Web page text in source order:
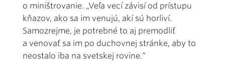
o miništrovanie. „Veľa vecí závisí od prístupu
kňazov, ako sa im venujú, akí sú horliví.
Samozrejme, je potrebné to aj premodliť
a venovať sa im po duchovnej stránke, aby to
neostalo iba na svetskej rovine.“